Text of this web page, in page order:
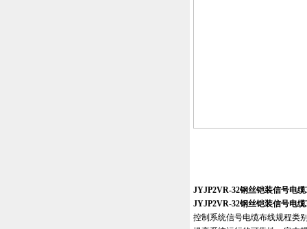
JYJP2VR-32钢丝铠装信号电
JYJP2VR-32钢丝铠装信号电
控制系统信号电缆布线规程类